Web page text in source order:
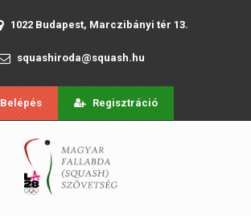
1022 Budapest, Marczibányi tér 13.
squashiroda@squash.hu
Belépés Regisztráció